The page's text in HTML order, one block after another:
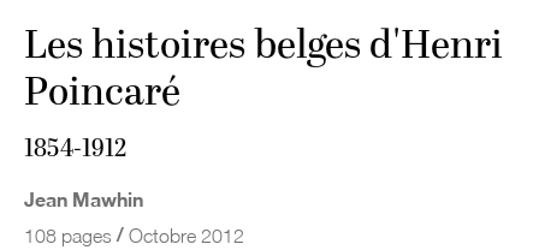
Les histoires belges d'Henri
Poincaré
1854-1912
Jean Mawhin
108 pages / Octobre 2012